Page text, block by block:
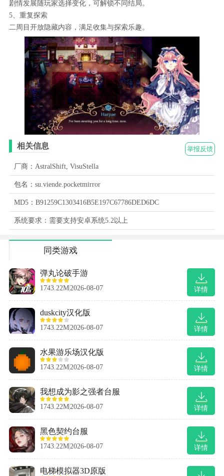
剧情发展随玩家选择变化，可解锁不同结局。
5、重复探索
二周目开放隐藏内容，满足收集与探索乐趣。
举报反馈
相关信息
厂商：AstralShift, VisuStella
包名：su.viende.pocketmirror
MD5：B91259C1303416B5E197C67786DED6DC
系统要求：需要支持安卓系统5.2以上
同类游戏
详情
弹丸论破手游
1743.22M2026-08-07
详情
duskcity汉化版
1743.22M2026-08-07
详情
水果游乐场汉化版
1743.22M2026-08-07
详情
我想成为影之强者台服
1743.22M2026-08-07
详情
黑色契约台服
1743.22M2026-08-07
电梯模拟器3D原版